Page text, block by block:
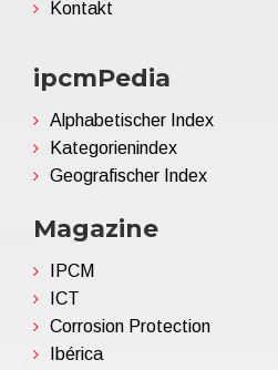
Kontakt
ipcmPedia
Alphabetischer Index
Kategorienindex
Geografischer Index
Magazine
IPCM
ICT
Corrosion Protection
Ibérica